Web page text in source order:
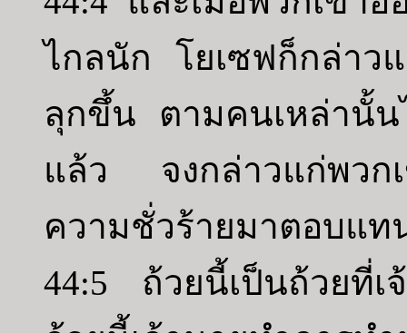
ไกลนัก โยเซฟก็กล่าว
ลุกขึ้น ตามคนเหล่านั้น
แล้ว จงกล่าวแก่พวกเ
ความชั่วร้ายมาตอบแท
44:5 ถ้วยนี้เป็นถ้วยที่